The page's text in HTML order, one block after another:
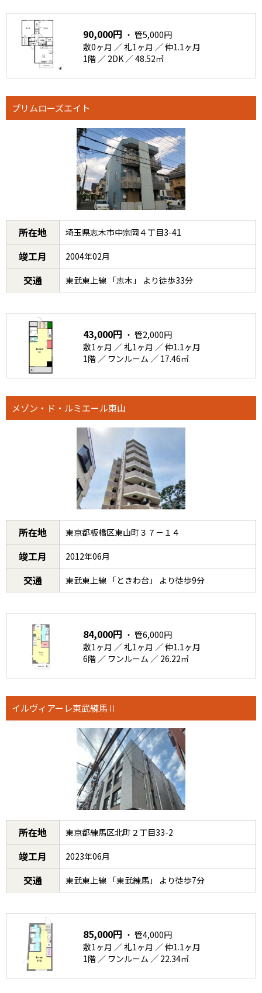
90,000円 ・ 管5,000円
敷0ヶ月 ／ 礼1ヶ月 ／ 仲1.1ヶ月
1階 ／ 2DK ／ 48.52㎡
プリムローズエイト
所在地 埼玉県志木市中宗岡４丁目3-41
竣工月 2004年02月
交通 東武東上線 「志木」 より徒歩33分
43,000円 ・ 管2,000円
敷1ヶ月 ／ 礼1ヶ月 ／ 仲1.1ヶ月
1階 ／ ワンルーム ／ 17.46㎡
メゾン・ド・ルミエール東山
所在地 東京都板橋区東山町３７－１４
竣工月 2012年06月
交通 東武東上線 「ときわ台」 より徒歩9分
84,000円 ・ 管6,000円
敷1ヶ月 ／ 礼1ヶ月 ／ 仲1.1ヶ月
6階 ／ ワンルーム ／ 26.22㎡
イルヴィアーレ東武練馬Ⅱ
所在地 東京都練馬区北町２丁目33-2
竣工月 2023年06月
交通 東武東上線 「東武練馬」 より徒歩7分
85,000円 ・ 管4,000円
敷1ヶ月 ／ 礼1ヶ月 ／ 仲1.1ヶ月
1階 ／ ワンルーム ／ 22.34㎡